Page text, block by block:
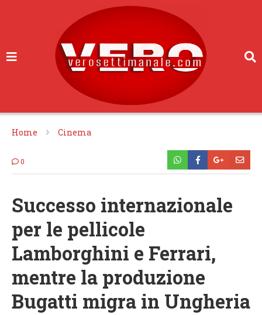
Home Cinema
0
Successo internazionale
per le pellicole
Lamborghini e Ferrari,
mentre la produzione
Bugatti migra in Ungheria